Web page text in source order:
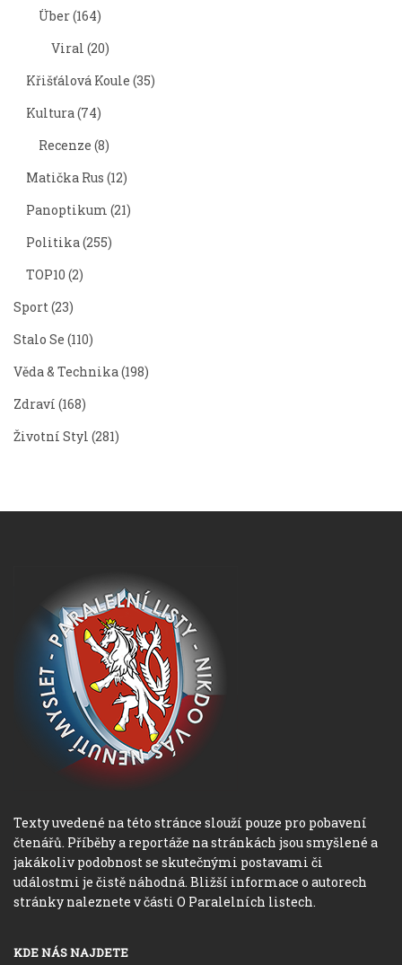
Über(164)
Viral (20)
Křišťálová Koule (35)
Kultura (74)
Recenze (8)
Matička Rus (12)
Panoptikum (21)
Politika (255)
TOP10 (2)
Sport (23)
Stalo Se (110)
Věda & Technika (198)
Zdraví (168)
Životní Styl (281)
Texty uvedené na této stránce slouží pouze pro pobavení
čtenářů. Příběhy a reportáže na stránkách jsou smyšlené a
jakákoliv podobnost se skutečnými postavami či
událostmi je čistě náhodná. Bližší informace o autorech
stránky naleznete v části O Paralelních listech.
KDE NÁS NAJDETE